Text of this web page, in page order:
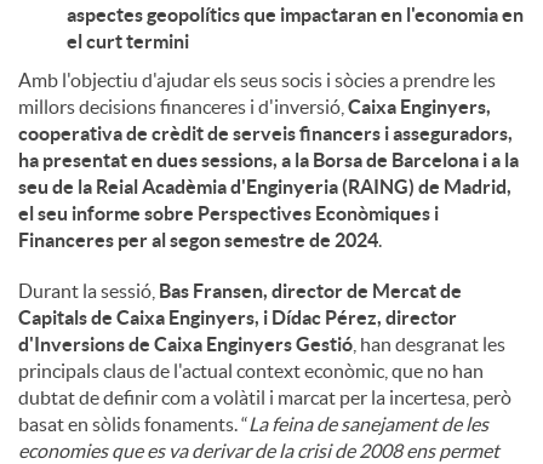
t
s
aspectes geopolítics que impactaran en l'economia en
el curt termini
Amb l'objectiu d'ajudar els seus socis i sòcies a prendre les
millors decisions financeres i d'inversió, Caixa Enginyers,
cooperativa de crèdit de serveis financers i asseguradors,
ha presentat en dues sessions, a la Borsa de Barcelona i a la
seu de la Reial Acadèmia d'Enginyeria (RAING) de Madrid,
el seu informe sobre Perspectives Econòmiques i
Financeres per al segon semestre de 2024.
Durant la sessió, Bas Fransen, director de Mercat de
Capitals de Caixa Enginyers, i Dídac Pérez, director
d'Inversions de Caixa Enginyers Gestió , han desgranat les
principals claus de l'actual context econòmic, que no han
dubtat de definir com a volàtil i marcat per la incertesa, però
basat en sòlids fonaments. “La feina de sanejament de les
economies que es va derivar de la crisi de 2008 ens permet